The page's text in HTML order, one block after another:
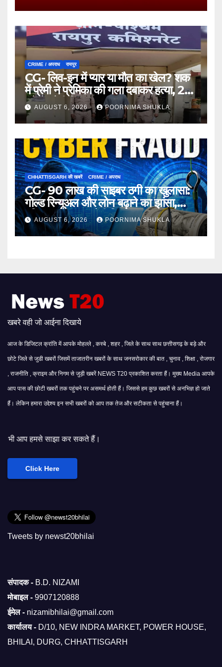
CRIME / अपराध रायपुर
CG- लिव-इन में प्यार या मौत का खेल? शक
में प्रेमी ने प्रेमिका की गला दबाकर हत्या, 24
घंटे में प्रेमी गिरफ्तार…
AUGUST 6, 2026 POORNIMA SHUKLA
CHHATTISGARH की खबरें CRIME / अपराध
CG- 90 लाख की साइबर ठगी का खुलासा:
गोल्ड रिन्यूअल और लोन बढ़ाने का झांसा,
महिला समेत 3 आरोपी गिरफ्तार…
AUGUST 6, 2026 POORNIMA SHUKLA
खबरे वही जो आईना दिखाये
आज के डिजिटल क्रांति में आपके मोहल्ले , कस्बे , शहर , जिले के साथ साथ छत्तीसगढ़ के बड़े और
छोटे जिले से जुडी खबरों जिसमें ताजातरीन खबरों के साथ जनसरोकार की बात , चुनाव , शिक्षा , रोजगार
, राजनीति , क्राइम और निगम से जुड़ी खबरें NEWS T20 प्रकाशित करता हैं। मुख्य Media आपके
आप पास की छोटी खबरों तक पहुंचने पर असमर्थ होती हैं। जिससे हम कुछ खबरों से अनभिज्ञ हो जाते
हैं। लेकिन हमारा उद्देश्य इन सभी खबरों को आप तक तेज और सटीकता से पहुंचाना हैं।
कर सकते हैं।
Click Here
Tweets by newst20bhilai
संपादक - B.D. NIZAMI
मोबाइल - 9907120888
ईमेल - nizamibhilai@gmail.com
कार्यालय - D/10, NEW INDRA MARKET, POWER HOUSE,
BHILAI, DURG, CHHATTISGARH